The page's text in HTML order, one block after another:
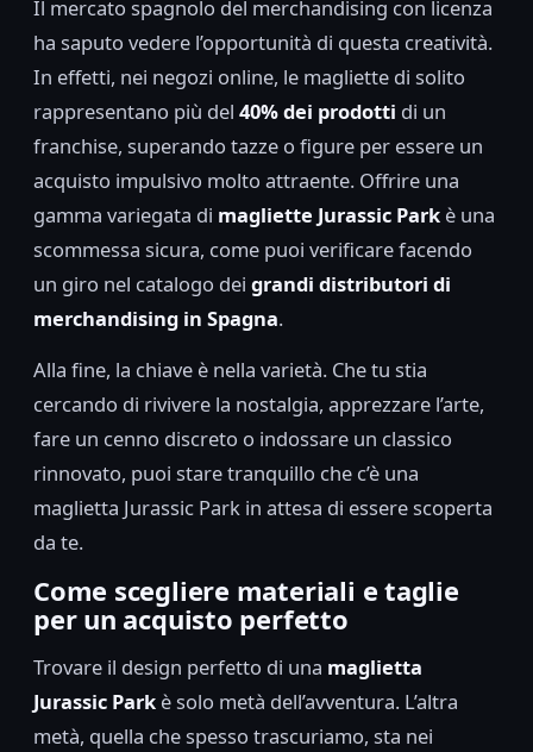
Il mercato spagnolo del merchandising con licenza
ha saputo vedere l’opportunità di questa creatività.
In effetti, nei negozi online, le magliette di solito
rappresentano più del 40% dei prodotti di un
franchise, superando tazze o figure per essere un
acquisto impulsivo molto attraente. Offrire una
gamma variegata di magliette Jurassic Park è una
scommessa sicura, come puoi verificare facendo
un giro nel catalogo dei grandi distributori di
merchandising in Spagna.
Alla fine, la chiave è nella varietà. Che tu stia
cercando di rivivere la nostalgia, apprezzare l’arte,
fare un cenno discreto o indossare un classico
rinnovato, puoi stare tranquillo che c’è una
maglietta Jurassic Park in attesa di essere scoperta
da te.
Come scegliere materiali e taglie
per un acquisto perfetto
Trovare il design perfetto di una maglietta
Jurassic Park è solo metà dell’avventura. L’altra
metà, quella che spesso trascuriamo, sta nei